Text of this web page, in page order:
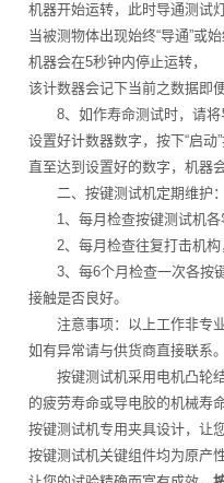
机器开始运转，此时导通测试
当被测物体出现始终“导通”或始
机器会在5秒钟内停止运转，
该计数器会记下当前之数据即
8、如作寿命测试时，请将
设置好计数器数字，按下“启动
直至达到设置好的数字，机器
二、按键测试机定期维护：
1、每月检查按键测试机各
2、每月检查往复打击机构
3、每6个月检查一次各按键
接触是否良好。
注意事项：以上工作非专业
如有异常请与供货商直接联系。
按键测试机采用电机凸轮结
的疲劳寿命或导电胶的机械寿
按键测试机专用夹具设计，让
按键测试机关键组件均为原产